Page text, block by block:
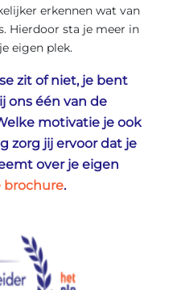
erkennen wat van
Hierdoor sta je meer in
eigen plek.
zit of niet, je bent
ons één van de
motivatie je ook
zorg jij ervoor dat je
over je eigen
brochure.